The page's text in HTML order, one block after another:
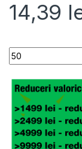
14,39
Tub M16